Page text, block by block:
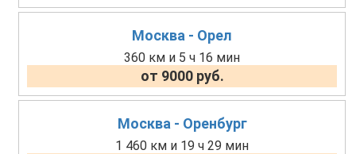
Москва - Орел
360 км и 5 ч 16 мин
от 9000 руб.
Москва - Оренбург
1 460 км и 19 ч 29 мин